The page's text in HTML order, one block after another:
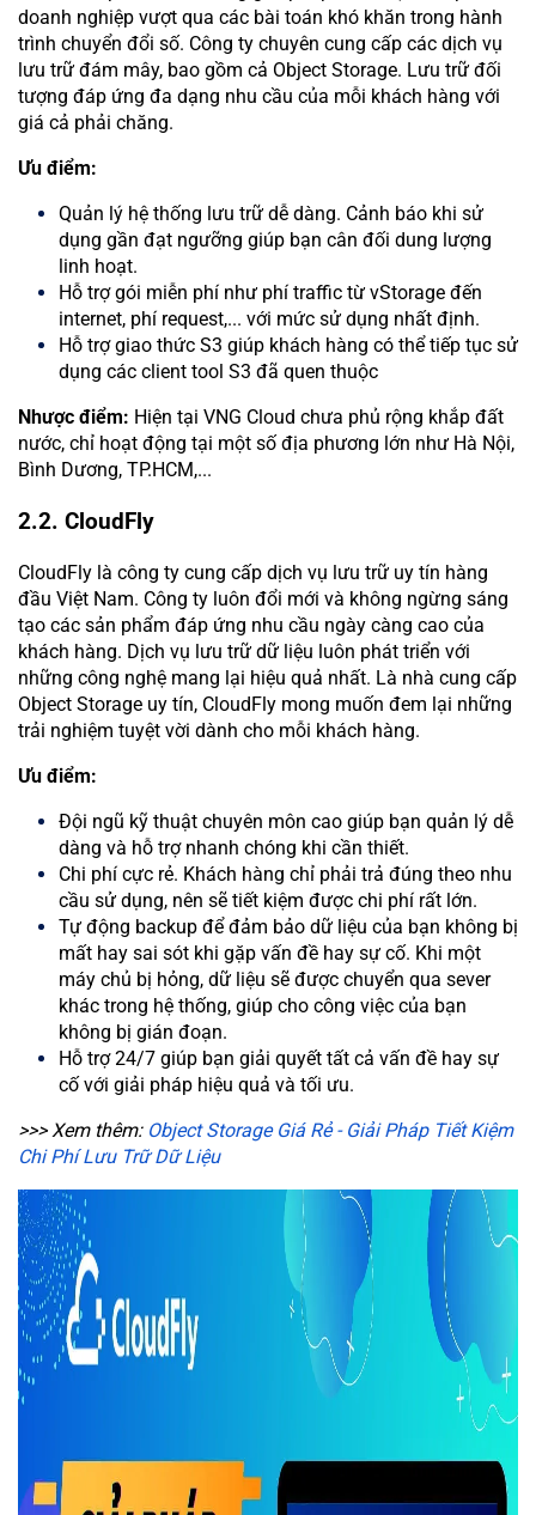
doanh nghiệp vượt qua các bài toán khó khăn trong hành
trình chuyển đổi số. Công ty chuyên cung cấp các dịch vụ
lưu trữ đám mây, bao gồm cả Object Storage. Lưu trữ đối
tượng đáp ứng đa dạng nhu cầu của mỗi khách hàng với
giá cả phải chăng.
Ưu điểm:
Quản lý hệ thống lưu trữ dễ dàng. Cảnh báo khi sử
dụng gần đạt ngưỡng giúp bạn cân đối dung lượng
linh hoạt.
Hỗ trợ gói miễn phí như phí traffic từ vStorage đến
internet, phí request,... với mức sử dụng nhất định.
Hỗ trợ giao thức S3 giúp khách hàng có thể tiếp tục sử
dụng các client tool S3 đã quen thuộc
Nhược điểm: Hiện tại VNG Cloud chưa phủ rộng khắp đất
nước, chỉ hoạt động tại một số địa phương lớn như Hà Nội,
Bình Dương, TP.HCM,...
2.2. CloudFly
CloudFly là công ty cung cấp dịch vụ lưu trữ uy tín hàng
đầu Việt Nam. Công ty luôn đổi mới và không ngừng sáng
tạo các sản phẩm đáp ứng nhu cầu ngày càng cao của
khách hàng. Dịch vụ lưu trữ dữ liệu luôn phát triển với
những công nghệ mang lại hiệu quả nhất. Là nhà cung cấp
Object Storage uy tín, CloudFly mong muốn đem lại những
trải nghiệm tuyệt vời dành cho mỗi khách hàng.
Ưu điểm:
Đội ngũ kỹ thuật chuyên môn cao giúp bạn quản lý dễ
dàng và hỗ trợ nhanh chóng khi cần thiết.
Chi phí cực rẻ. Khách hàng chỉ phải trả đúng theo nhu
cầu sử dụng, nên sẽ tiết kiệm được chi phí rất lớn.
Tự động backup để đảm bảo dữ liệu của bạn không bị
mất hay sai sót khi gặp vấn đề hay sự cố. Khi một
máy chủ bị hỏng, dữ liệu sẽ được chuyển qua sever
khác trong hệ thống, giúp cho công việc của bạn
không bị gián đoạn.
Hỗ trợ 24/7 giúp bạn giải quyết tất cả vấn đề hay sự
cố với giải pháp hiệu quả và tối ưu.
>>> Xem thêm: Object Storage Giá Rẻ - Giải Pháp Tiết Kiệm
Chi Phí Lưu Trữ Dữ Liệu